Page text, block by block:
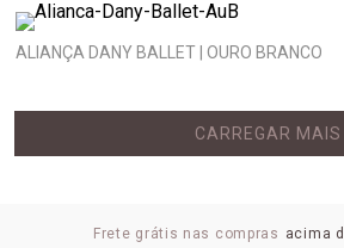
ALIANÇA DANY BALLET | OURO BRANCO
CARREGAR MAIS
Frete grátis nas compras acima